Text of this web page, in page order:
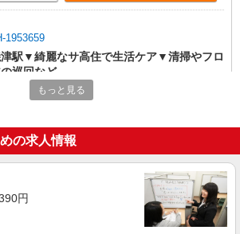
1953659
駅▼綺麗なサ高住で生活ケア▼清掃やフロ
巡回など
時給1500円〜2125円 ＜日払い有/週払い有/交
焼津市内 最寄り駅：焼津
詳細を見る
もっと見る
の求人情報
円